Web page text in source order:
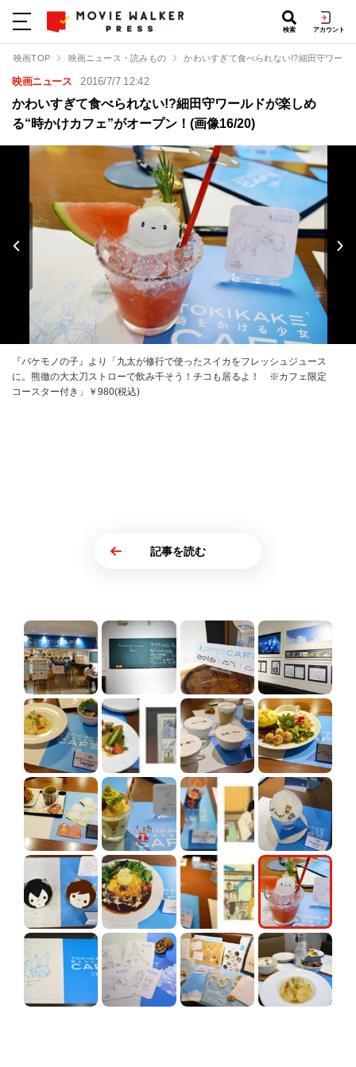
検索 アカウント
映画TOP 映画ニュース・読みもの かわいすぎて食べられない!?細田守ワール
映画ニュース 2016/7/7 12:42
かわいすぎて食べられない!?細田守ワールドが楽しめ
る“時かけカフェ”がオープン！(画像16/20)
『バケモノの子』より「九太が修行で使ったスイカをフレッシュジュース
に。熊徹の大太刀ストローで飲み干そう！チコも居るよ！ ※カフェ限定
コースター付き」￥980(税込)
記事を読む